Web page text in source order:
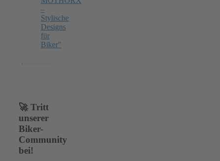
🚀 Tritt
unserer
Biker-
Community
bei!